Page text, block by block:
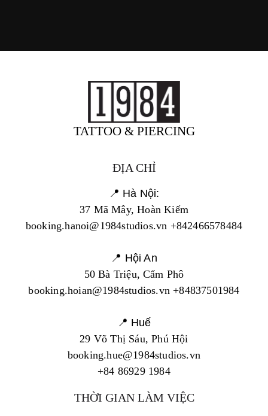
TATTOO & PIERCING
ĐỊA CHỈ
📍 Hà Nội:
37 Mã Mây, Hoàn Kiếm
booking.hanoi@1984studios.vn +842466578484
📍 Hội An
50 Bà Triệu, Cẩm Phô
booking.hoian@1984studios.vn +84837501984
📍 Huế
29 Võ Thị Sáu, Phú Hội
booking.hue@1984studios.vn
+84 86929 1984
THỜI GIAN LÀM VIỆC